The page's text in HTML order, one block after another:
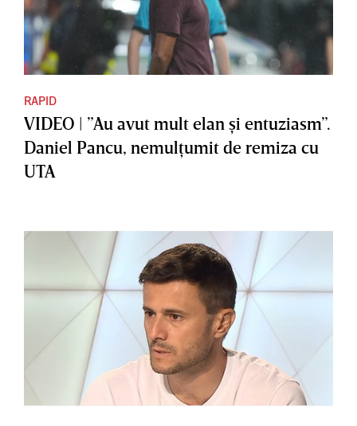
RAPID
VIDEO | ”Au avut mult elan şi entuziasm”.
Daniel Pancu, nemulţumit de remiza cu
UTA